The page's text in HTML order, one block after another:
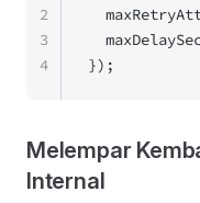
});
2
3
4
Melempar
Internal